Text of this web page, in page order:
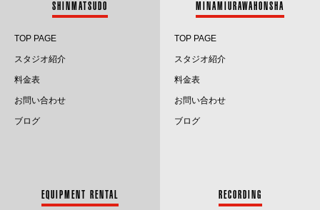
2024.6
2024.2
SHINMATSUDO
TOP PAGE
スタジオ紹介
料金表
お問い合わせ
ブログ
MINAMIURAWAHONSHA
TOP PAGE
スタジオ紹介
料金表
お問い合わせ
ブログ
EQUIPMENT RENTAL RECORDING